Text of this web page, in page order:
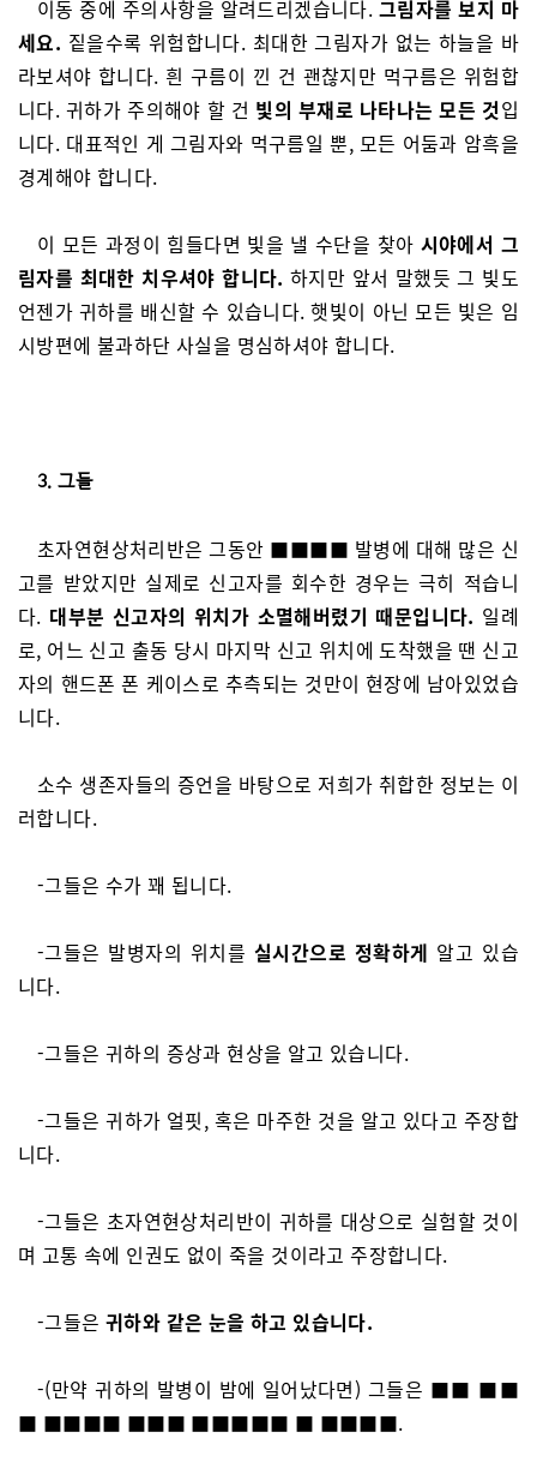
이동 중에 주의사항을 알려드리겠습니다. 그림자를 보지 마
세요. 짙을수록 위험합니다. 최대한 그림자가 없는 하늘을 바
라보셔야 합니다. 흰 구름이 낀 건 괜찮지만 먹구름은 위험합
니다. 귀하가 주의해야 할 건 빛의 부재로 나타나는 모든 것입
니다. 대표적인 게 그림자와 먹구름일 뿐, 모든 어둠과 암흑을
경계해야 합니다.
이 모든 과정이 힘들다면 빛을 낼 수단을 찾아 시야에서 그
림자를 최대한 치우셔야 합니다. 하지만 앞서 말했듯 그 빛도
언젠가 귀하를 배신할 수 있습니다. 햇빛이 아닌 모든 빛은 임
시방편에 불과하단 사실을 명심하셔야 합니다.
3. 그들
초자연현상처리반은 그동안 ■■■■ 발병에 대해 많은 신
고를 받았지만 실제로 신고자를 회수한 경우는 극히 적습니
다. 대부분 신고자의 위치가 소멸해버렸기 때문입니다. 일례
로, 어느 신고 출동 당시 마지막 신고 위치에 도착했을 땐 신고
자의 핸드폰 폰 케이스로 추측되는 것만이 현장에 남아있었습
니다.
소수 생존자들의 증언을 바탕으로 저희가 취합한 정보는 이
러합니다.
-그들은 수가 꽤 됩니다.
-그들은 발병자의 위치를실시간으로 정확하게 알고 있습
니다.
-그들은 귀하의 증상과 현상을 알고 있습니다.
-그들은 귀하가 얼핏, 혹은 마주한 것을 알고 있다고 주장합
니다.
-그들은 초자연현상처리반이 귀하를 대상으로 실험할 것이
며 고통 속에 인권도 없이 죽을 것이라고 주장합니다.
-그들은 귀하와 같은 눈을 하고 있습니다.
-(만약 귀하의 발병이 밤에 일어났다면) 그들은 ■■ ■■
■ ■■■■ ■■■ ■■■■■ ■ ■■■■.